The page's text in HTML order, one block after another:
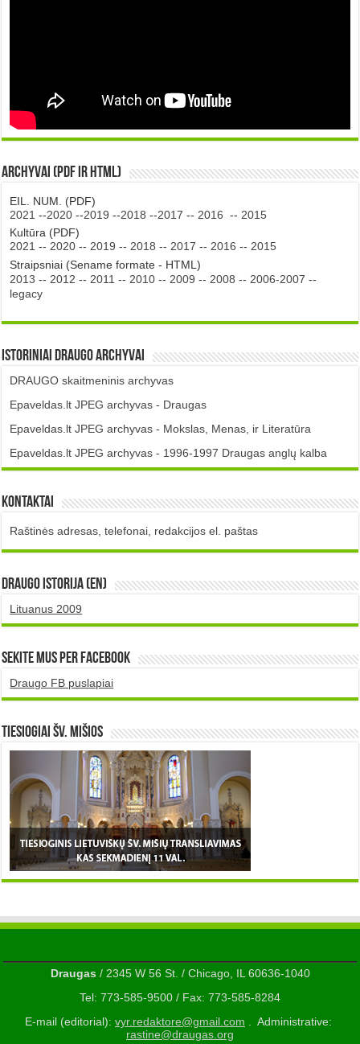
Archyvai (PDF ir HTML)
EIL. NUM. (PDF)
2021 --2020 --2019 --2018 --2017 -- 2016 -- 2015
Kultūra (PDF)
2021 -- 2020 -- 2019 -- 2018 -- 2017 -- 2016 -- 2015
Straipsniai (Sename formate - HTML)
2013 -- 2012 -- 2011 -- 2010 -- 2009 -- 2008 -- 2006-2007 --
legacy
Istoriniai DRAUGO Archyvai
DRAUGO skaitmeninis archyvas
Epaveldas.lt JPEG archyvas - Draugas
Epaveldas.lt JPEG archyvas - Mokslas, Menas, ir Literatūra
Epaveldas.lt JPEG archyvas - 1996-1997 Draugas anglų kalba
Kontaktai
Raštinės adresas, telefonai, redakcijos el. paštas
DRAUGO istorija (EN)
Lituanus 2009
Sekite mus per Facebook
Draugo FB puslapiai
TIESIOGIAI šv. MIŠIOS
Draugas/ 2345 W 56 St. / Chicago, IL 60636-1040
Tel: 773-585-9500 / Fax: 773-585-8284
E-mail (editorial): vyr.redaktore@gmail.com . Administrative:
rastine@draugas.org